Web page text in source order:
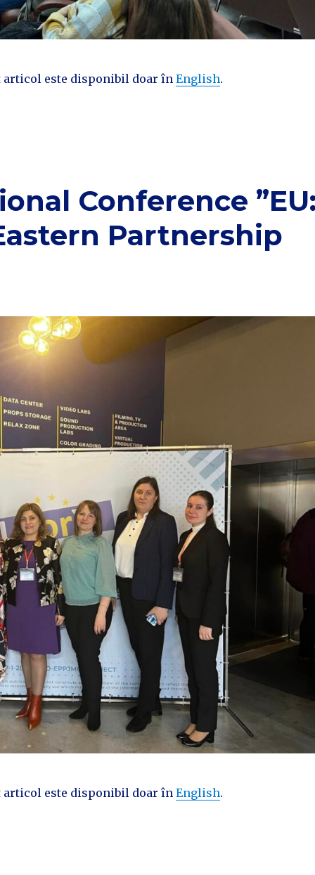
articol este disponibil doar în English.
Conference
Partnership
articol este disponibil doar în English.